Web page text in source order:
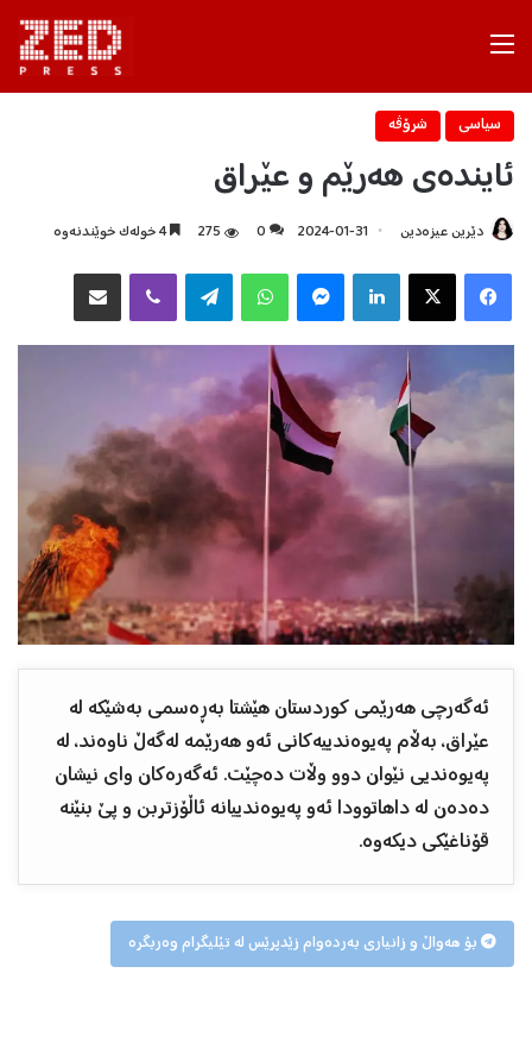
سیاسی شرۆڤه‌
ئایندەی ھەرێم و عێراق
دێرین عیزەدین 2024-01-31
0
275 4 خولەک خوێندنەوە
X
Telegram
ئەگەرچی هەرێمی کوردستان هێشتا بەڕەسمی بەشێکە لە
عێراق، بەڵام پەیوەندییەکانی ئەو ھەرێمە لەگەڵ ناوەند، لە
پەیوەندیی نێوان دوو وڵات دەچێت. ئەگەرەکان وای نیشان
دەدەن لە داهاتوودا ئەو پەیوەندییانە ئاڵۆزتربن و پێ بنێنە
قۆناغێکی دیکەوە.
بۆ هەواڵ و زانیاری بەردەوام زێدپرێس لە تێلیگرام وەربگرە